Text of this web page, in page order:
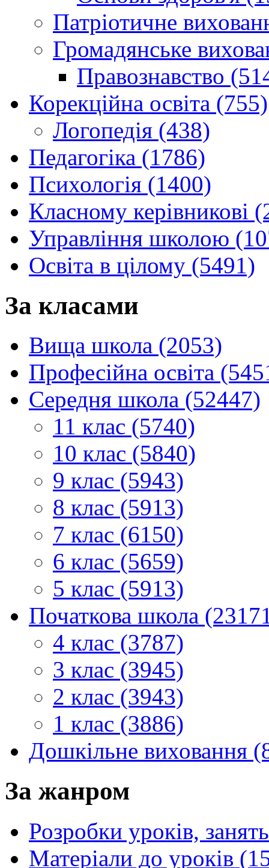
Патріотичне
Громадянське
Правознавство
Корекційна освіта (755)
Логопедія (438)
Педагогіка (1786)
Психологія (1400)
Класному керівникові
Управління школою
Освіта в цілому (5491)
За класами
Вища школа (2053)
Професійна освіта
Середня школа (52447)
11 клас (5740)
10 клас (5840)
9 клас (5943)
8 клас (5913)
7 клас (6150)
6 клас (5659)
5 клас (5913)
Початкова школа
4 клас (3787)
3 клас (3945)
2 клас (3943)
1 клас (3886)
Дошкільне виховання
За жанром
Розробки уроків,
Матеріали до уроків